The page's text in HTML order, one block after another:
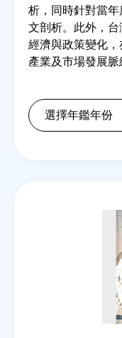
析，同時針對當
文剖析。此外，
經濟與政策變化
產業及市場發展脈